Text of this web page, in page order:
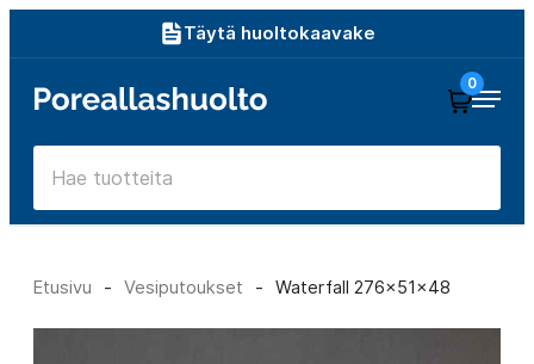
sisältöön
Täytä huoltokaavake
Poreallashuolto
0
Etusivu - Vesiputoukset - Waterfall 276x51x48